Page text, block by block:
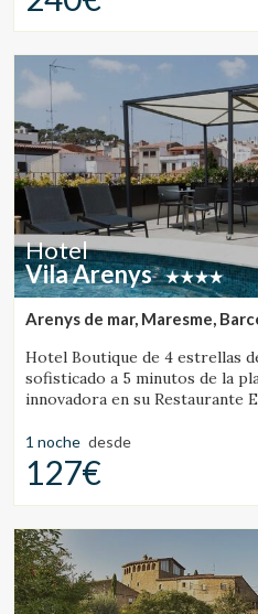
Hotel
Vila Arenys
Arenys de mar, Maresme,
Hotel Boutique de 4 estrellas
sofisticado a 5 minutos de la
innovadora en su Restaurante
1 noche desde
127€